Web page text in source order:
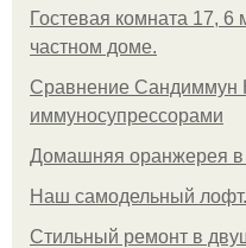
Гостевая комната 17, 6
частном доме.
Сравнение Сандиммун
иммуносупрессорами
Домашняя оранжерея в
Наш самодельный лофт.
Стильный ремонт в